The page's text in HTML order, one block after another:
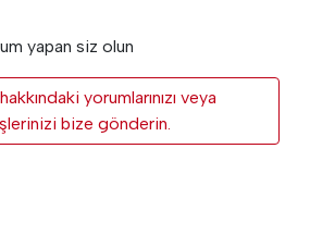
yapan siz olun
yorumlarınızı veya
bize gönderin.